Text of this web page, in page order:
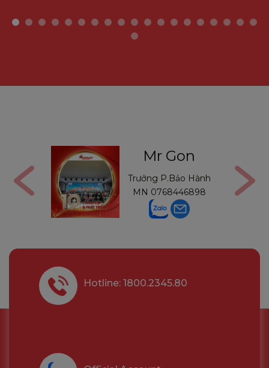
Mr Gon
Trưởng P.Bảo Hành
MN 0768446898
Hotline: 1800.2345.80